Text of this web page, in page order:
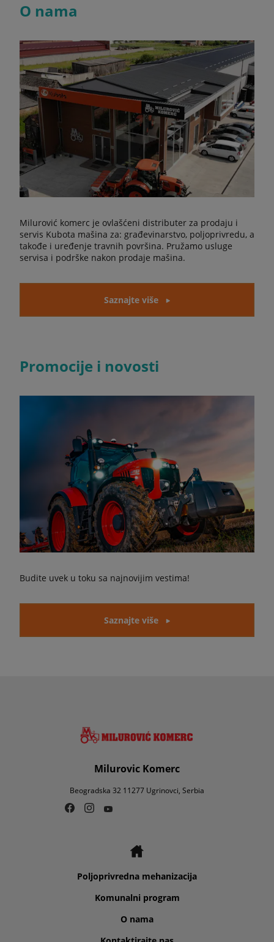
O nama
Milurović komerc je ovlašćeni distributer za prodaju i
servis Kubota mašina za: građevinarstvo, poljoprivredu, a
takođe i uređenje travnih površina. Pružamo usluge
servisa i podrške nakon prodaje mašina.
Saznajte više
Promocije i novosti
Budite uvek u toku sa najnovijim vestima!
Saznajte više
Milurovic Komerc
Beogradska 32 11277 Ugrinovci, Serbia
Poljoprivredna mehanizacija
Komunalni program
O nama